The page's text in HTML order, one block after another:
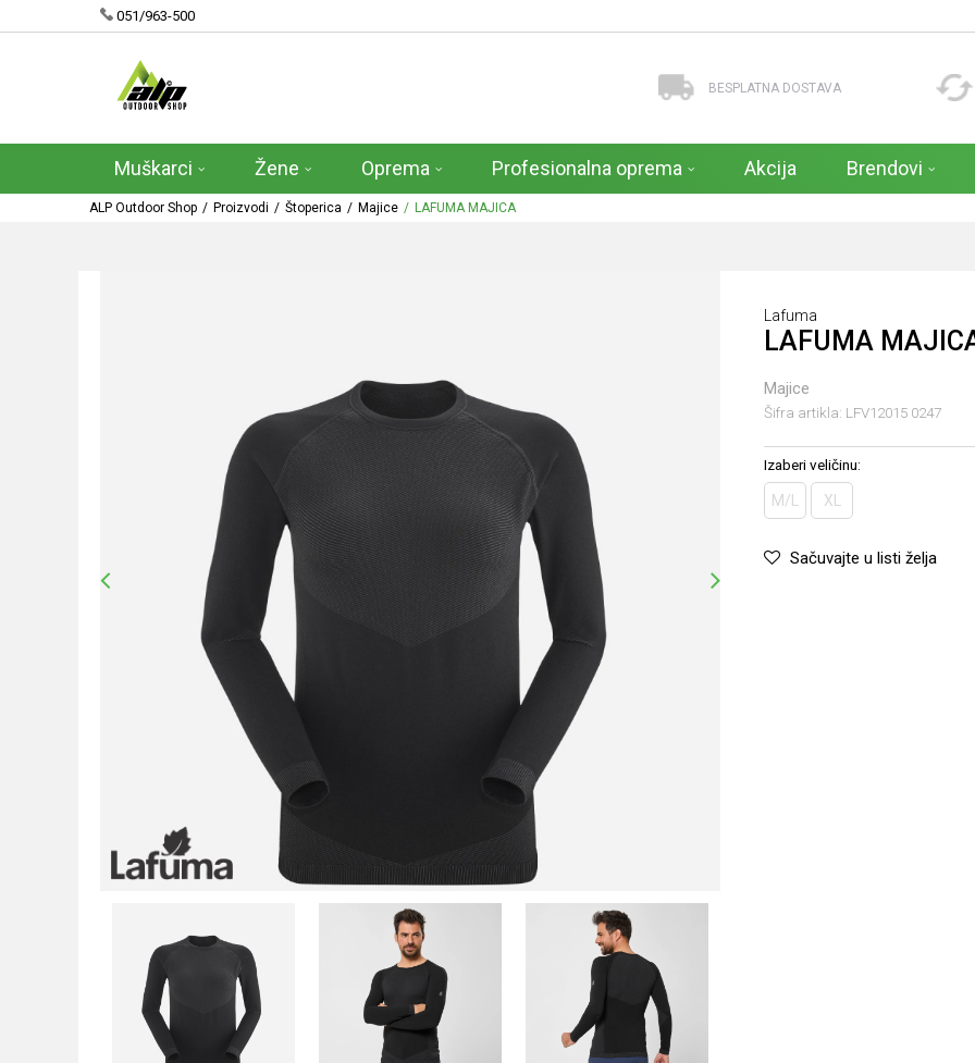
051/963-500
BESPLATNA DOSTAVA
Muškarci Žene Oprema Profesionalna oprema Akcija Brendovi
ALP Outdoor Shop Proizvodi Štoperica Majice LAFUMA MAJICA
Lafuma
LAFUMA
Majice
Šifra artikla: LFV12015 0247
Izaberi veličinu:
M/L XL
Sačuvajte u listi želja